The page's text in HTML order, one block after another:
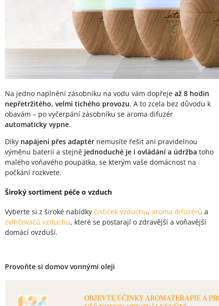
Na jedno naplnění zásobníku na vodu vám dopřeje až 8 hodin
nepřetržitého, velmi tichého provozu. A to zcela bez důvodu k
obavám – po vyčerpání zásobníku se aroma difuzér
automaticky vypne.
Díky napájení přes adaptér nemusíte řešit ani pravidelnou
výměnu baterií a stejně jednoduché je i ovládání a údržba toho
malého voňavého poupátka, se kterým vaše domácnost na
počkání rozkvete.
Široký sortiment péče o vzduch
Vyberte si z široké nabídky čističek vzduchu, aroma difuzérů a
zvlhčovačů vzduchu, které se postarají o zdravější a voňavější
domácí ovzduší.
Provoňte si domov vonnými oleji